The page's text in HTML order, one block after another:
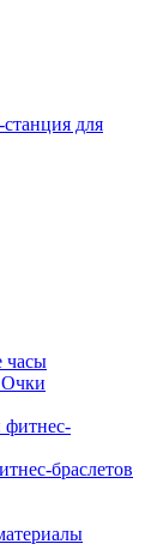
для
часы
Очки
браслетов